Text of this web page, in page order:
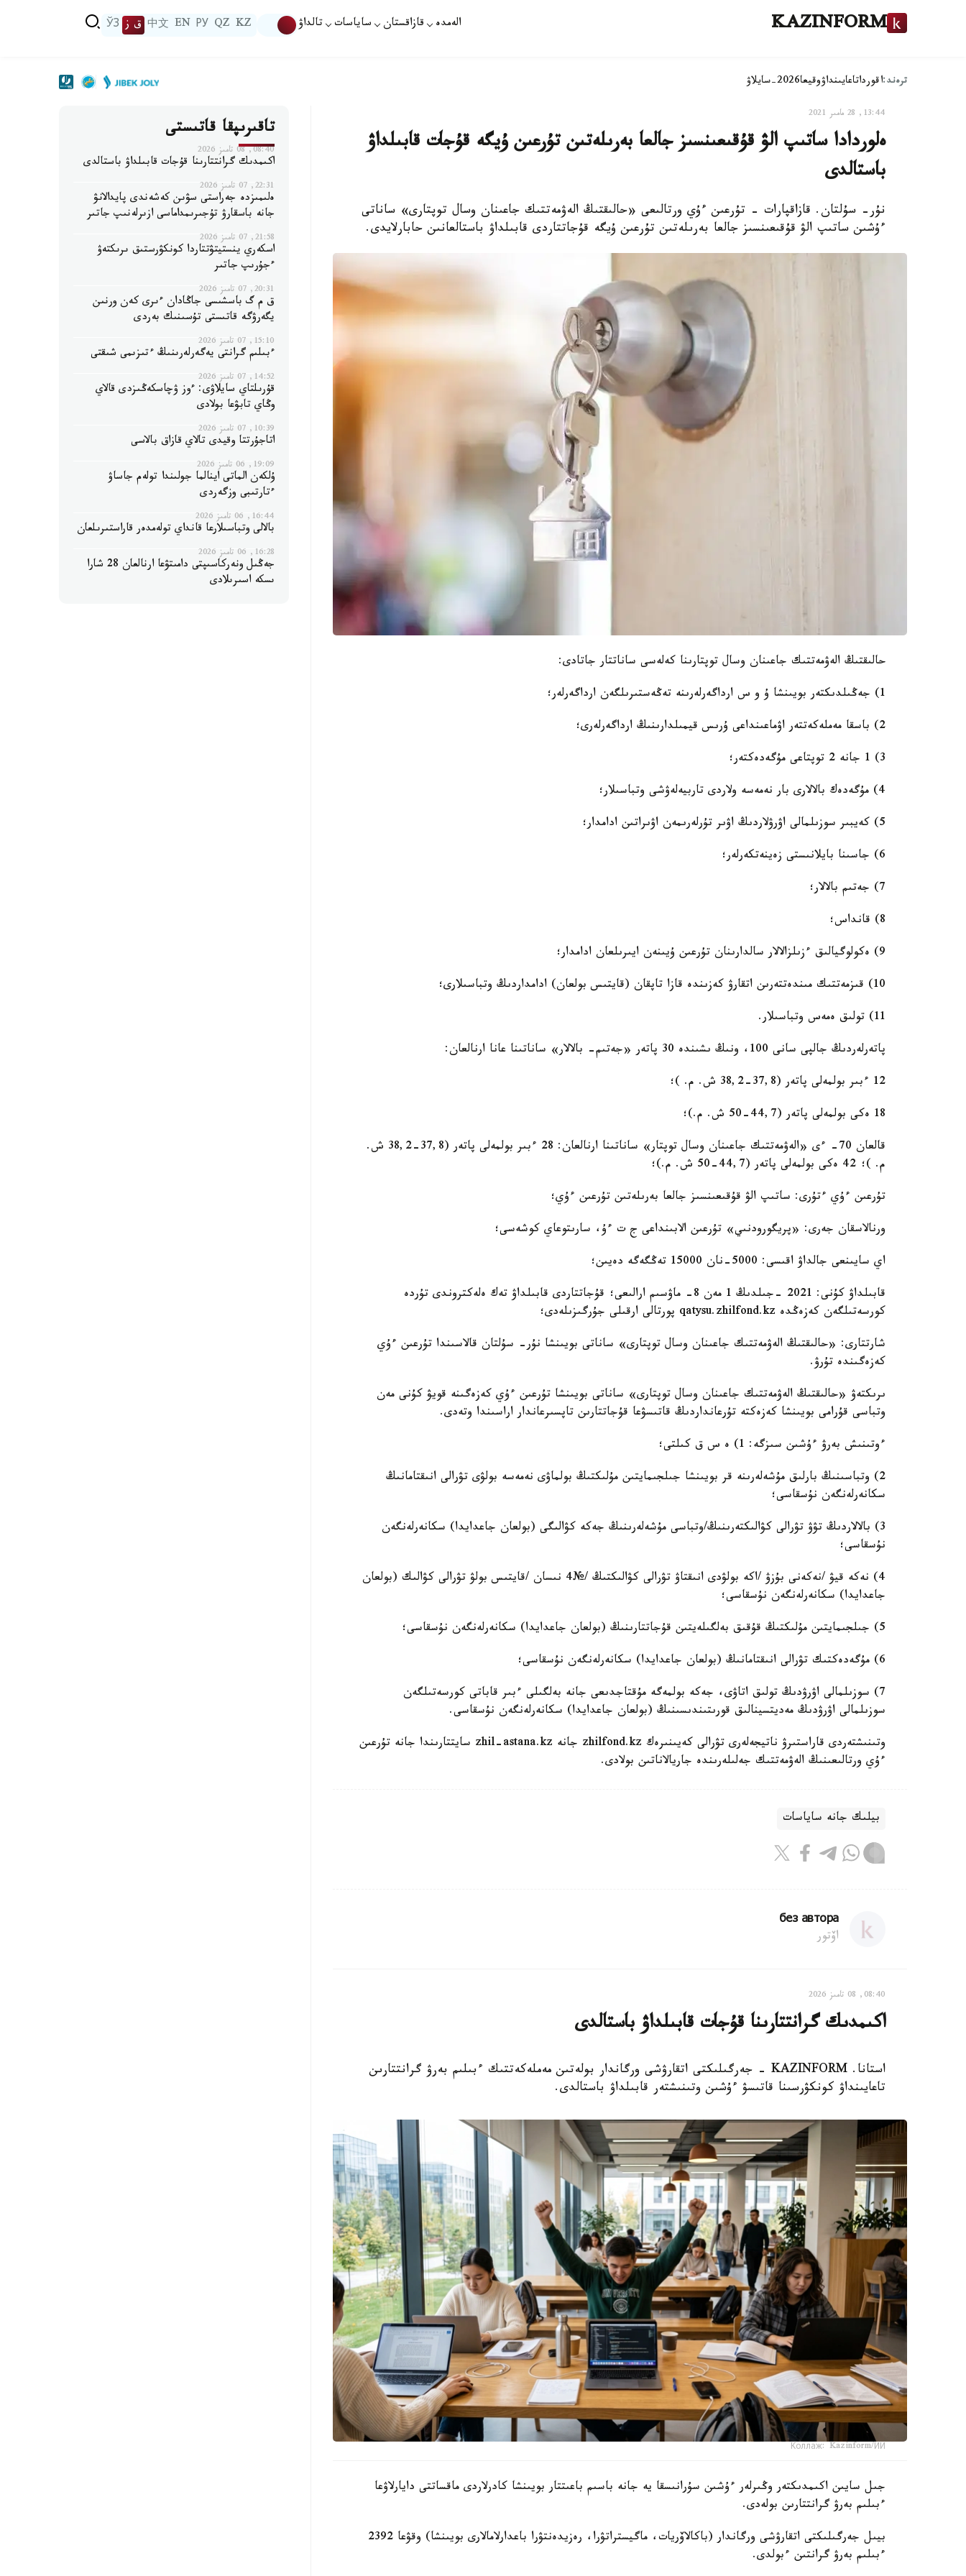
KAZINFORM الەمدە قازاقستان ساياسات تالداۋ KZ
QZ
РУ
EN
中文 ق ز ЎЗ
ترەند:اقورداتاعايىنداۋوقيعا2026-سايلاۋ
13:44, 28 مامىر 2021
ەلوردادا ساتىپ الۋ قۇقىعىنسىز جالعا بەرىلەتىن تۇرعىن ۇيگە قۇجات قابىلداۋ
باستالدى
نۇر- سۇلتان. قازاقپارات - تۇرعىن ءۇي ورتالىعى «حالىقتىڭ الەۋمەتتىك جاعىنان وسال توپتارى» ساناتى
ءۇشىن ساتىپ الۋ قۇقىعىنسىز جالعا بەرىلەتىن تۇرعىن ۇيگە قۇجاتتاردى قابىلداۋ باستالعانىن حابارلايدى.
حالىقتىڭ الەۋمەتتىك جاعىنان وسال توپتارىنا كەلەسى ساناتتار جاتادى:
1) جەڭىلدىكتەر بويىنشا ۇ و س ارداگەرلەرىنە تەڭەستىرىلگەن ارداگەرلەر؛
2) باسقا مەملەكەتتەر اۋماعىنداعى ۇرىس قيمىلدارىنىڭ ارداگەرلەرى؛
3) 1 جانە 2 توپتاعى مۇگەدەكتەر؛
4) مۇگەدەك بالالارى بار نەمەسە ولاردى تاربيەلەۋشى وتباسىلار؛
5) كەيبىر سوزىلمالى اۋرۋلاردىڭ اۋىر تۇرلەرىمەن اۋىراتىن ادامدار؛
6) جاسىنا بايلانىستى زەينەتكەرلەر؛
7) جەتىم بالالار؛
8) قانداس؛
9) ەكولوگيالىق ءزىلزالالار سالدارىنان تۇرعىن ۇيىنەن ايىرىلعان ادامدار؛
10) قىزمەتتىك مىندەتتەرىن اتقارۋ كەزىندە قازا تاپقان (قايتىس بولعان) ادامداردىڭ وتباسىلارى؛
11) تولىق ەمەس وتباسىلار.
پاتەرلەردىڭ جالپى سانى 100، ونىڭ ىشىندە 30 پاتەر «جەتىم- بالالار» ساناتىنا عانا ارنالعان:
12 ءبىر بولمەلى پاتەر (37,8-38,2 ش. م. )؛
18 ەكى بولمەلى پاتەر (44,7-50 ش. م.)؛
قالعان 70- ءى «الەۋمەتتىك جاعىنان وسال توپتار» ساناتىنا ارنالعان: 28 ءبىر بولمەلى پاتەر (37,8-38,2 ش.
م. )؛ 42 ەكى بولمەلى پاتەر (44,7-50 ش. م.)؛
تۇرعىن ءۇي ءتۇرى: ساتىپ الۋ قۇقىعىنسىز جالعا بەرىلەتىن تۇرعىن ءۇي؛
ورنالاسقان جەرى: «پريگورودنىي» تۇرعىن الابىنداعى ج ت ءۇ، سارىتوعاي كوشەسى؛
اي سايىنعى جالداۋ اقىسى: 5000-نان 15000 تەڭگەگە دەيىن؛
قابىلداۋ كۇنى: 2021 -جىلدىڭ 1 مەن 8- ماۋسىم ارالىعى؛ قۇجاتتاردى قابىلداۋ تەك ەلەكتروندى تۇردە
كورسەتىلگەن كەزەڭدە qatysu.zhilfond.kz پورتالى ارقىلى جۇرگىزىلەدى؛
شارتتارى: «حالىقتىڭ الەۋمەتتىك جاعىنان وسال توپتارى» ساناتى بويىنشا نۇر- سۇلتان قالاسىندا تۇرعىن ءۇي
كەزەگىندە تۇرۋ.
ىرىكتەۋ «حالىقتىڭ الەۋمەتتىك جاعىنان وسال توپتارى» ساناتى بويىنشا تۇرعىن ءۇي كەزەگىنە قويۋ كۇنى مەن
وتباسى قۇرامى بويىنشا كەزەكتە تۇرعانداردىڭ قاتىسۋعا قۇجاتتارىن تاپسىرعاندار اراسىندا وتەدى.
ءوتىنىش بەرۋ ءۇشىن سىزگە: 1) ە س ق كىلتى؛
2) وتباسىنىڭ بارلىق مۇشەلەرىنە قر بويىنشا جىلجىمايتىن مۇلىكتىڭ بولماۋى نەمەسە بولۋى تۋرالى انىقتامانىڭ
سكانەرلەنگەن نۇسقاسى؛
3) بالالاردىڭ تۋۋ تۋرالى كۋالىكتەرىنىڭ/وتباسى مۇشەلەرىنىڭ جەكە كۋالىگى (بولعان جاعدايدا) سكانەرلەنگەن
نۇسقاسى؛
4) نەكە قيۋ /نەكەنى بۇزۋ /اكە بولۋدى انىقتاۋ تۋرالى كۋالىكتىڭ /№4 نىسان /قايتىس بولۋ تۋرالى كۋالىك (بولعان
جاعدايدا) سكانەرلەنگەن نۇسقاسى؛
5) جىلجىمايتىن مۇلىكتىڭ قۇقىق بەلگىلەيتىن قۇجاتتارىنىڭ (بولعان جاعدايدا) سكانەرلەنگەن نۇسقاسى؛
6) مۇگەدەكتىك تۋرالى انىقتامانىڭ (بولعان جاعدايدا) سكانەرلەنگەن نۇسقاسى؛
7) سوزىلمالى اۋرۋدىڭ تولىق اتاۋى، جەكە بولمەگە مۇقتاجدىعى جانە بەلگىلى ءبىر قاباتى كورسەتىلگەن
سوزىلمالى اۋرۋدىڭ مەديتسينالىق قورىتىندىسىنىڭ (بولعان جاعدايدا) سكانەرلەنگەن نۇسقاسى.
وتىنىشتەردى قاراستىرۋ ناتيجەلەرى تۋرالى كەيىنىرەك zhilfond.kz جانە zhil-astana.kz سايتتارىندا جانە تۇرعىن
ءۇي ورتالىعىنىڭ الەۋمەتتىك جەلىلەرىندە جاريالاناتىن بولادى.
بيلىك جانە ساياسات
без автора
اۆتور
08:40, 08 تامىز 2026
اكىمدىك گرانتتارىنا قۇجات قابىلداۋ باستالدى
استانا. KAZINFORM - جەرگىلىكتى اتقارۋشى ورگاندار بولەتىن مەملەكەتتىك ءبىلىم بەرۋ گرانتتارىن
تاعايىنداۋ كونكۋرسىنا قاتىسۋ ءۇشىن وتىنىشتەر قابىلداۋ باستالدى.
Коллаж: Kazinform/ИИ
جىل سايىن اكىمدىكتەر وڭىرلەر ءۇشىن سۇرانىسقا يە جانە باسىم باعىتتار بويىنشا كادرلاردى ماقساتتى دايارلاۋعا
ءبىلىم بەرۋ گرانتتارىن بولەدى.
بيىل جەرگىلىكتى اتقارۋشى ورگاندار (باكالاۆريات، ماگيستراتۋرا، رەزيدەنتۋرا باعدارلامالارى بويىنشا) وقۋعا 2392
ءبىلىم بەرۋ گرانتىن ءبولدى.
تاقىرىپقا قاتىستى
08:40, 08 تامىز 2026
اكىمدىك گرانتتارىنا قۇجات قابىلداۋ باستالدى
22:31, 07 تامىز 2026
ەلىمىزدە جەراستى سۋىن كەشەندى پايدالانۋ
جانە باسقارۋ تۇجىرىمداماسى ازىرلەنىپ جاتىر
21:58, 07 تامىز 2026
اسكەري ينستيتۋتتاردا كونكۋرستىق ىرىكتەۋ
ءجۇرىپ جاتىر
20:31, 07 تامىز 2026
ق م گ باسشىسى جاڭادان ءىرى كەن ورنىن
يگەرۋگە قاتىستى تۇسىنىك بەردى
15:10, 07 تامىز 2026
ءبىلىم گرانتى يەگەرلەرىنىڭ ءتىزىمى شىقتى
14:52, 07 تامىز 2026
قۇرىلتاي سايلاۋى: ءوز ۋچاسكەڭىزدى قالاي
وڭاي تابۋعا بولادى
10:39, 07 تامىز 2026
اتاجۇرتتا وقيدى تالاي قازاق بالاسى
19:09, 06 تامىز 2026
ۇلكەن الماتى اينالما جولىندا تولەم جاساۋ
ءتارتىبى وزگەردى
16:44, 06 تامىز 2026
بالالى وتباسىلارعا قانداي تولەمدەر قاراستىرىلعان
16:28, 06 تامىز 2026
جەڭىل ونەركاسىپتى دامىتۋعا ارنالعان 28 شارا
ىسكە اسىرىلادى